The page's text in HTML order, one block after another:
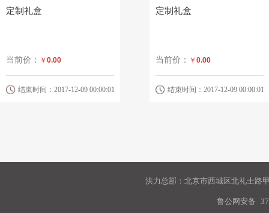
定制礼盒
当前价： ￥ 0.00
结束时间：2017-12-09 00:00:01
定制礼盒
当前价： ￥ 0.00
结束时间：2017-12-09 00:00:01
洪力总部：北京市西城区北礼士路
鲁公网安备